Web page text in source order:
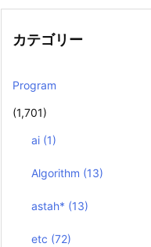
カテゴリー
Program
(1,701)
ai (1)
Algorithm (13)
astah* (13)
etc (72)